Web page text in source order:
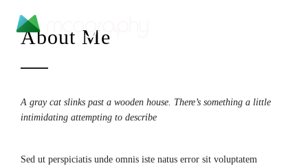
About Me
A gray cat slinks past a wooden house. There’s something a little
intimidating attempting to describe
Sed ut perspiciatis unde omnis iste natus error sit voluptatem